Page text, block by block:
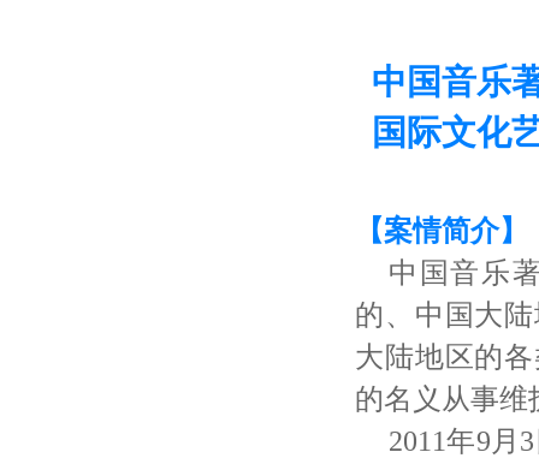
中国音乐
国际文化
【案情简介】
中国音乐
的、中国大
大陆地区的
的名义从事维
2011年9月